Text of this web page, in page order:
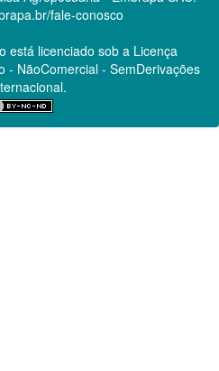
fale-conosco
está licenciado sob a Licença
- NãoComercial - SemDerivações